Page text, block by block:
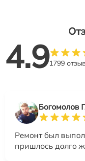
4.91799
Богомолов
Ремонт был
пришлось долго